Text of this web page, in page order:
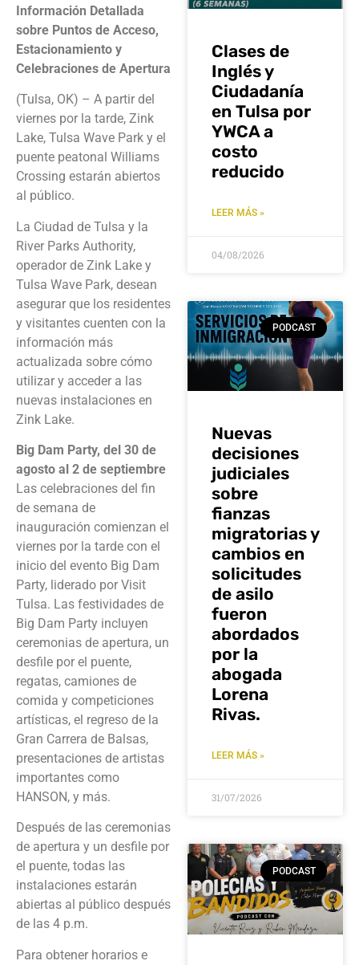
Información Detallada
sobre Puntos de Acceso,
Estacionamiento y
Celebraciones de Apertura
(Tulsa, OK) – A partir del
viernes por la tarde, Zink
Lake, Tulsa Wave Park y el
puente peatonal Williams
Crossing estarán abiertos
al público.
La Ciudad de Tulsa y la
River Parks Authority,
operador de Zink Lake y
Tulsa Wave Park, desean
asegurar que los residentes
y visitantes cuenten con la
información más
actualizada sobre cómo
utilizar y acceder a las
nuevas instalaciones en
Zink Lake.
Big Dam Party, del 30 de
agosto al 2 de septiembre
Las celebraciones del fin
de semana de
inauguración comienzan el
viernes por la tarde con el
inicio del evento Big Dam
Party, liderado por Visit
Tulsa. Las festividades de
Big Dam Party incluyen
ceremonias de apertura, un
desfile por el puente,
regatas, camiones de
comida y competiciones
artísticas, el regreso de la
Gran Carrera de Balsas,
presentaciones de artistas
importantes como
HANSON, y más.
Después de las ceremonias
de apertura y un desfile por
el puente, todas las
instalaciones estarán
abiertas al público después
de las 4 p.m.
Para obtener horarios e
Clases de
Inglés y
Ciudadanía
en Tulsa por
YWCA a
costo
reducido
LEER MÁS »
04/08/2026
PODCAST
Nuevas
decisiones
judiciales
sobre
fianzas
migratorias y
cambios en
solicitudes
de asilo
fueron
abordados
por la
abogada
Lorena
Rivas.
LEER MÁS »
31/07/2026
PODCAST